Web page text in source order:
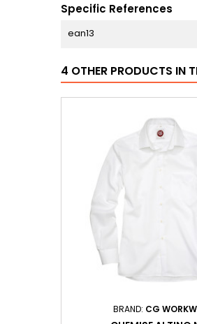
Specific References
ean13
4 OTHER PRODUCTS IN
BRAND: CG